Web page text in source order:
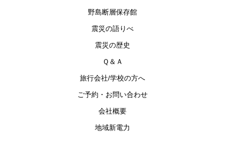
野島断層保存館
震災の語りべ
震災の歴史
Ｑ＆Ａ
旅行会社/学校の方へ
ご予約・お問い合わせ
会社概要
地域新電力